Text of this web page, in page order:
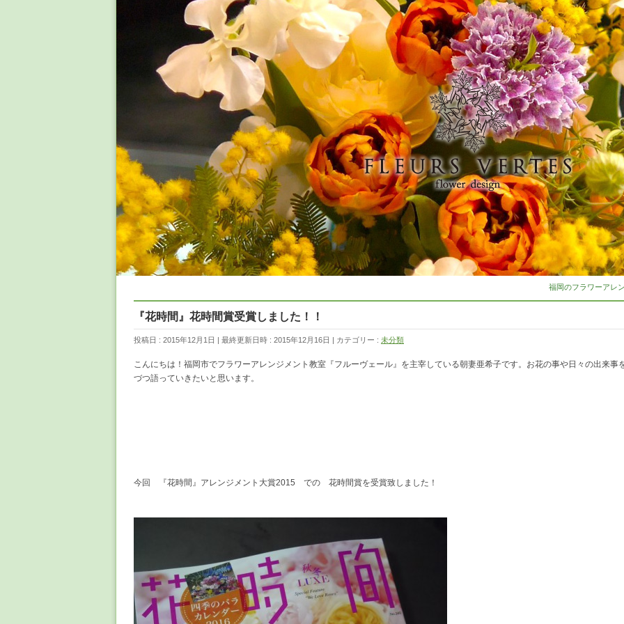
福岡のフラワーアレ
『花時間』花時間賞受賞しました！！
投稿日 : 2015年12月1日 最終更新日時 : 2015年12月16日 カテゴリー : 未分類
こんにちは！福岡市でフラワーアレンジメント教室『フルーヴェール』を主宰している朝妻亜希子です。お花の事や日々の出来事
づつ語っていきたいと思います。
今回 『花時間』アレンジメント大賞2015 での 花時間賞を受賞致しました！